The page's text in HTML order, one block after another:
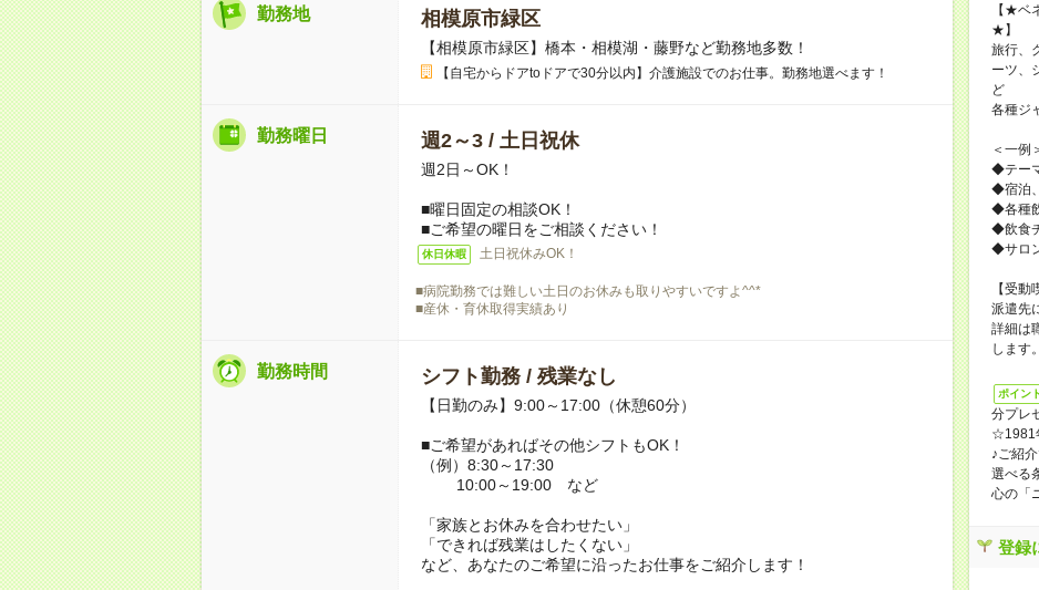
勤務地 相模原市緑区
【相模原市緑区】橋本・相模湖・藤野など勤務地多数！
【自宅からドアtoドアで30分以内】介護施設でのお仕事。勤務地選べます！
勤務曜日 週2～3 / 土日祝休
週2日～OK！
■曜日固定の相談OK！
■ご希望の曜日をご相談ください！
休日休暇 土日祝休みOK！
■病院勤務では難しい土日のお休みも取りやすいですよ^^*
■産休・育休取得実績あり
勤務時間 シフト勤務 / 残業なし
【日勤のみ】9:00～17:00（休憩60分）
■ご希望があればその他シフトもOK！
（例）8:30～17:30
10:00～19:00 など
「家族とお休みを合わせたい」
「できれば残業はしたくない」
など、あなたのご希望に沿ったお仕事をご紹介します！
【★ベ
★】
旅行、
ーツ、
ど
各種ジ
＜一例
◆テー
◆宿泊
◆各種
◆飲食
◆サロ
【受動
派遣先
詳細は
します。
ポイン
分プレ
☆1981
♪ご紹
選べる
心の「
登録